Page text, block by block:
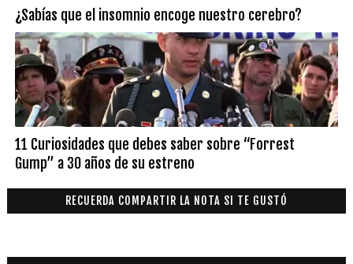
¿Sabías que el insomnio encoge nuestro cerebro?
11 Curiosidades que debes saber sobre “Forrest
Gump” a 30 años de su estreno
RECUERDA COMPARTIR LA NOTA SI TE GUSTÓ